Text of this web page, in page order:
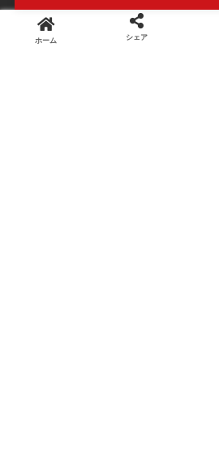
セミナー開催予定
NJE理論ブログとは？
ホーム シェア